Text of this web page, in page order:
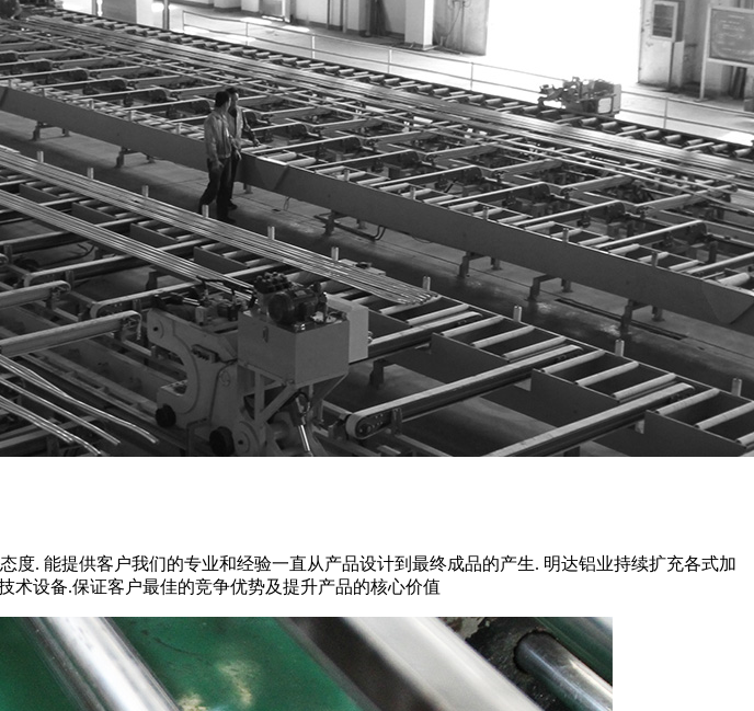
. 能提供客户我们的专业和经验一直从产品设计到最终成品的产生. 明达铝业持续扩充各式加
术设备.保证客户最佳的竞争优势及提升产品的核心价值